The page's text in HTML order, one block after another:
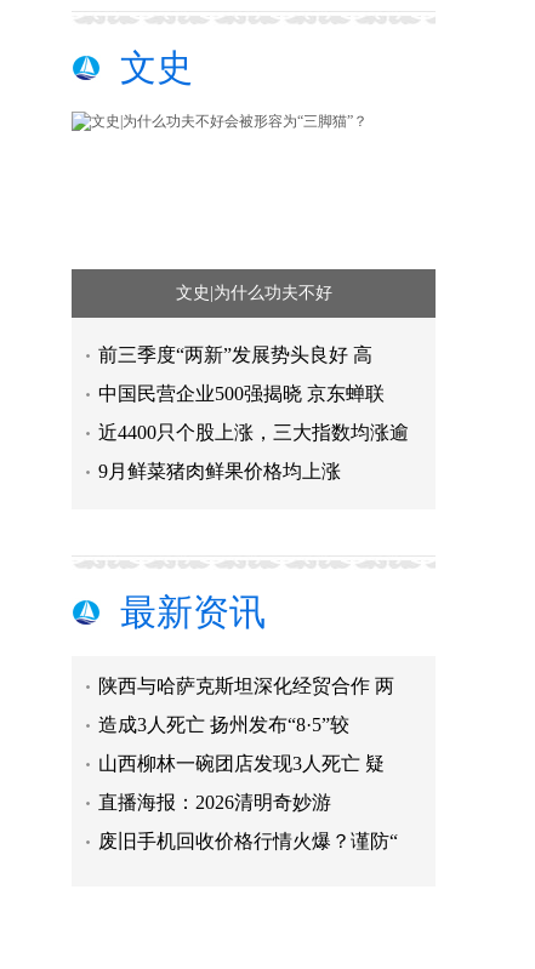
文史
文史|为什么功夫不好
前三季度“两新”发展势头良好 高
中国民营企业500强揭晓 京东蝉联
近4400只个股上涨，三大指数均涨逾
9月鲜菜猪肉鲜果价格均上涨
最新资讯
A股午评：超4200只个股飘绿，三大
金价持续震荡 “买金”“打金”消
哈尔滨：为新业态发展厚植沃土 审